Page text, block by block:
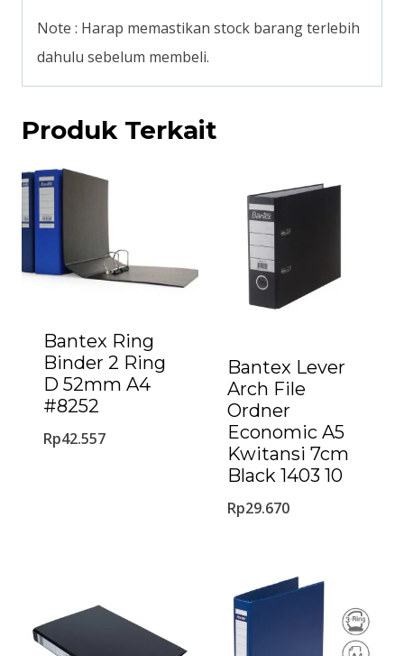
Note : Harap memastikan stock barang terlebih
dahulu sebelum membeli.
Produk Terkait
Bantex Ring
Binder 2 Ring
D 52mm A4
#8252
Rp42.557
Bantex Lever
Arch File
Ordner
Economic A5
Kwitansi 7cm
Black 1403 10
Rp29.670